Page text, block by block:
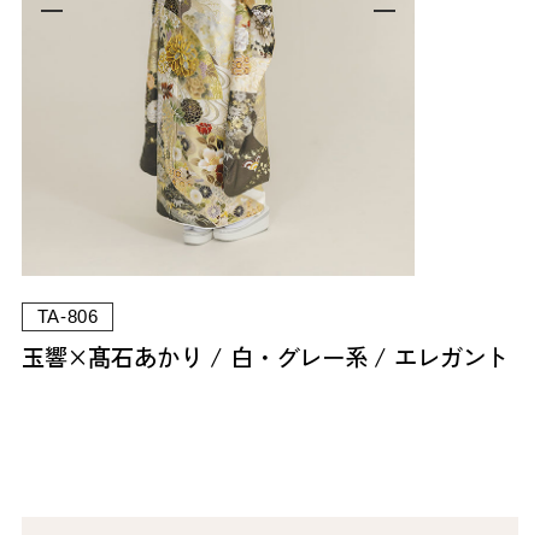
TA-806
玉響×髙石あかり 白・グレー系 エレガント